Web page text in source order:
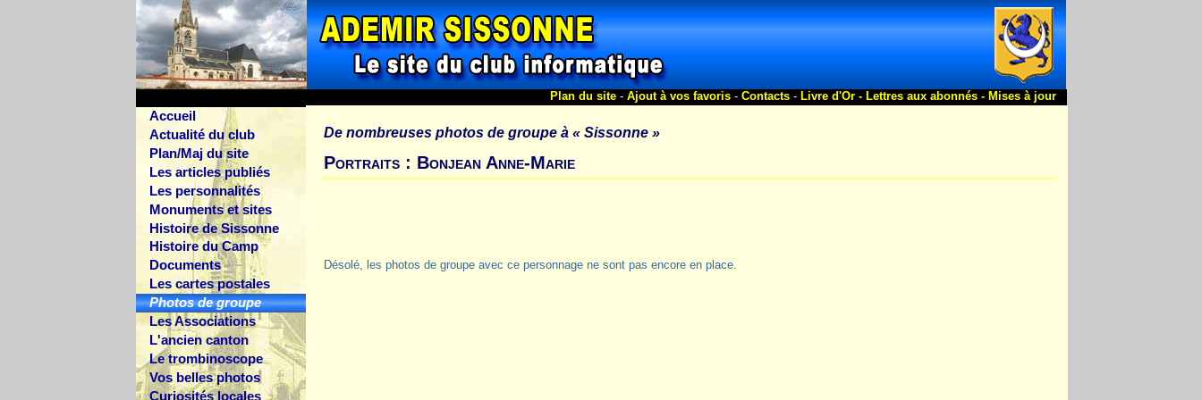
Accueil
Actualité du club
Plan/Maj du site
Les articles publiés
Les personnalités
Monuments et sites
Histoire de Sissonne
Histoire du Camp
Documents
Les cartes postales
Photos de groupe
Les Associations
L'ancien canton
Le trombinoscope
Vos belles photos
Curiosités locales
Plan du site- Ajout à vos favoris- Contacts- Livre d'Or - Lettres aux abonnés - Mises à jour
De nombreuses photos de groupe à « Sissonne »
Portraits : Bonjean Anne-Marie
Désolé, les photos de groupe avec ce personnage ne sont pas encore en place.